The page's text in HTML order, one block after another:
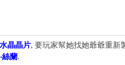
水晶晶片, 要玩家幫她找她爺爺重新
絲蘭.